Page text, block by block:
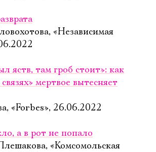
«Независимая
яств, там гроб стоит»: как
мертвое вытесняет
«Forbes», 26.06.2022
а в рот не попало
«Комсомольская